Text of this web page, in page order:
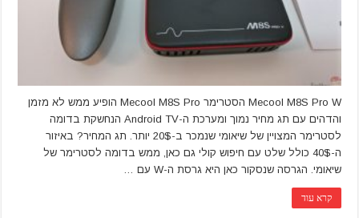
Mecool M8S Pro W הסטרימר Mecool M8S Pro הופיע ממש לא מזמן
והדהים עם תג מחיר נמוך ומערכת ה-Android TV הנחשקת בדומה
לסטרימר המצויין של שיאומי שנמכר ב-20$ יותר. תג המחיר? באיזור
ה-40$ כולל שלט עם חיפוש קולי גם כאן, ממש בדומה לסטרימר של
שיאומי. הגרסה שנסקור כאן היא גרסת ה-W עם …
קרא עוד